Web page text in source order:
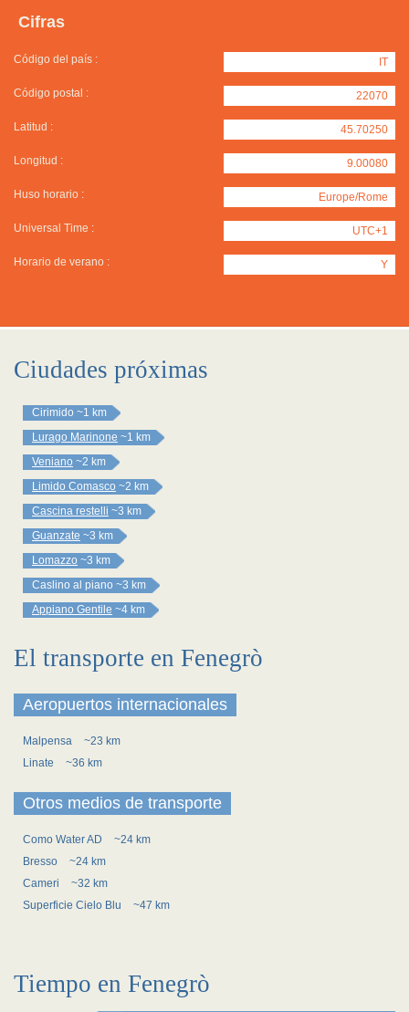
Cifras
Código del país : IT
Código postal : 22070
Latitud : 45.70250
Longitud : 9.00080
Huso horario : Europe/Rome
Universal Time : UTC+1
Horario de verano : Y
Ciudades próximas
Cirimido ~1 km
Lurago Marinone ~1 km
Veniano ~2 km
Limido Comasco ~2 km
Cascina restelli ~3 km
Guanzate ~3 km
Lomazzo ~3 km
Caslino al piano ~3 km
Appiano Gentile ~4 km
El transporte en Fenegrò
Aeropuertos internacionales
Malpensa
~23 km
Linate
~36 km
Otros medios de transporte
Como Water AD
~24 km
Bresso
~24 km
Cameri
~32 km
Superficie Cielo Blu
~47 km
Tiempo en Fenegrò